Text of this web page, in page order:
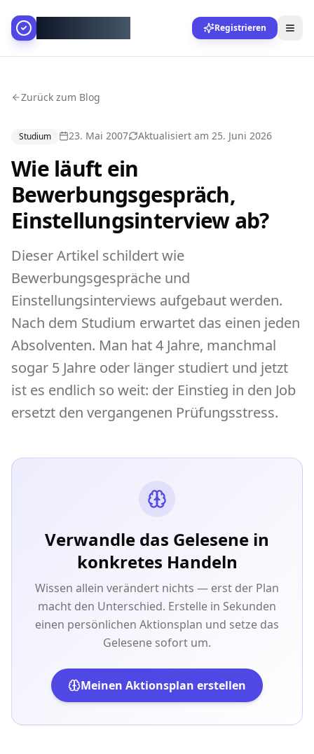
Registrieren
Zurück zum Blog
Studium 23. Mai 2007 Aktualisiert am 25. Juni 2026
Wie läuft ein
Bewerbungsgespräch,
Einstellungsinterview ab?
Dieser Artikel schildert wie
Bewerbungsgespräche und
Einstellungsinterviews aufgebaut werden.
Nach dem Studium erwartet das einen jeden
Absolventen. Man hat 4 Jahre, manchmal
sogar 5 Jahre oder länger studiert und jetzt
ist es endlich so weit: der Einstieg in den Job
ersetzt den vergangenen Prüfungsstress.
Verwandle das Gelesene in
konkretes Handeln
Wissen allein verändert nichts — erst der Plan
macht den Unterschied. Erstelle in Sekunden
einen persönlichen Aktionsplan und setze das
Gelesene sofort um.
Meinen Aktionsplan erstellen